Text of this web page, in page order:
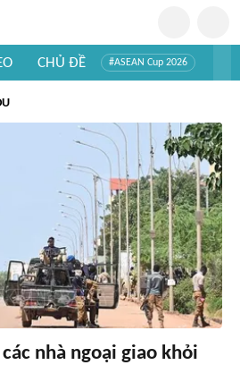
CHỦ ĐỀ #ASEAN Cup 2026
nhà ngoại giao khỏi